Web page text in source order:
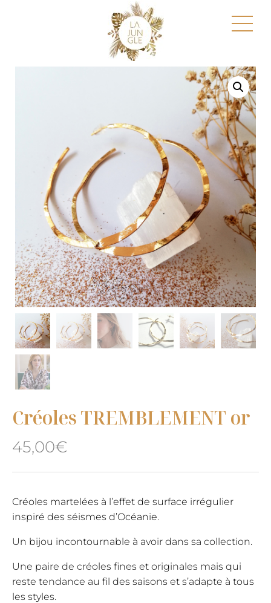
Créoles TREMBLEMENT or
45,00€
Créoles martelées à l’effet de surface irrégulier
inspiré des séismes d’Océanie.
Un bijou incontournable à avoir dans sa collection.
Une paire de créoles fines et originales mais qui
reste tendance au fil des saisons et s’adapte à tous
les styles.